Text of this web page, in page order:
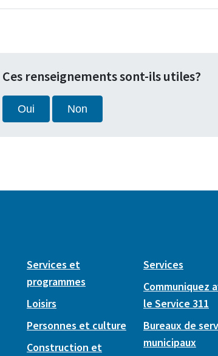
Ces renseignements sont-ils utiles?
Oui Non
Services et
programmes
Loisirs
Personnes et culture
Construction et
Services
Communiquez
le Service 311
Bureaux de
municipaux